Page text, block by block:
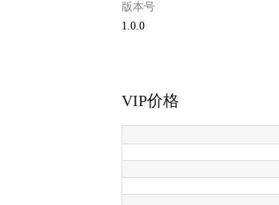
版本号
1.0.0
VIP价格